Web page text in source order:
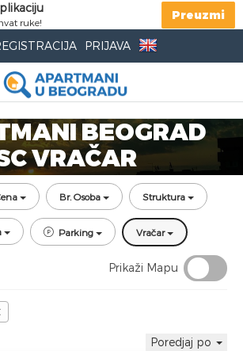
ruke!
Preuzmi
PRIJAVA
BEOGRAD
VRAČAR
Br. Osoba Struktura
Parking Vračar
Prikaži Mapu
Poredjaj po